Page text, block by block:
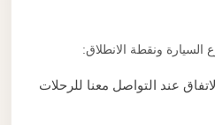
ونقطة الانطلاق:
عند التواصل معنا للرحلات